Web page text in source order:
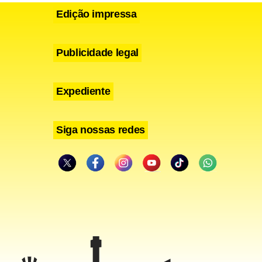
nem
vocês
Edição impressa
Publicidade legal
Expediente
Siga nossas redes